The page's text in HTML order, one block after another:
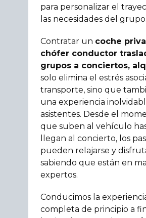
para personalizar el
las necesidades del grupo.
Contratar un coche
chófer conductor
grupos a conciertos,
solo elimina el estrés
transporte, sino que
una experiencia
asistentes. Desde el
que suben al vehículo
llegan al concierto, los
pueden relajarse y
sabiendo que están en
expertos.
Conducimos la
completa de principio a